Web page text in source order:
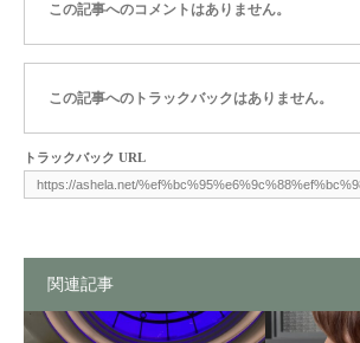
この記事へのコメントはありません。
この記事へのトラックバックはありません。
トラックバック URL
関連記事